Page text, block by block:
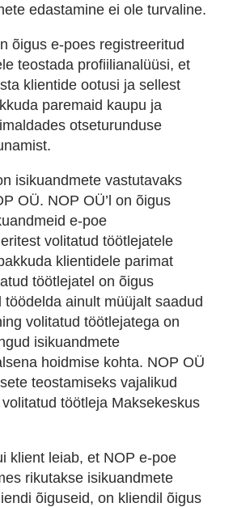
edastamine ei ole turvaline.
õigus e-poes registreeritud
teostada profiilianalüüsi, et
klientide ootusi ja sellest
paremaid kaupu ja
otseturunduse
isikuandmete vastutavaks
OÜ. NOP OÜ’l on õigus
e-poe
volitatud töötlejatele
klientidele parimat
töötlejatel on õigus
töödelda ainult müüjalt saadud
volitatud töötlejatega on
isikuandmete
hoidmise kohta. NOP OÜ
teostamiseks vajalikud
töötleja Maksekeskus
klient leiab, et NOP e-poe
rikutakse isikuandmete
õiguseid, on kliendil õigus